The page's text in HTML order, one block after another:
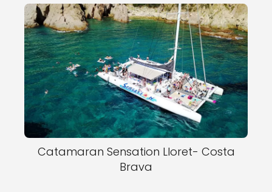
Catamaran Sensation Lloret- Costa
Brava